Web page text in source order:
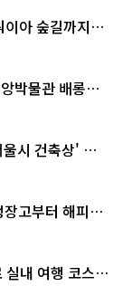
이아 숲길까지…
박물관 배롱나
시 건축상' 수
고부터 해피소
실내 여행 코스